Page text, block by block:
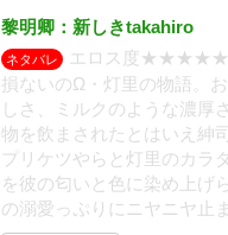
黎明卿：新しきtakahiro
ネタバレ
エロス度
損ないのΩ・灯里の物語。
しさ、ミルクのような濃厚
物を飲まされたとはいえ紳
プリケツやらと灯里のカ
を彼の匂いと色に染め上げ
の溺愛っぷりにニヤニヤ止